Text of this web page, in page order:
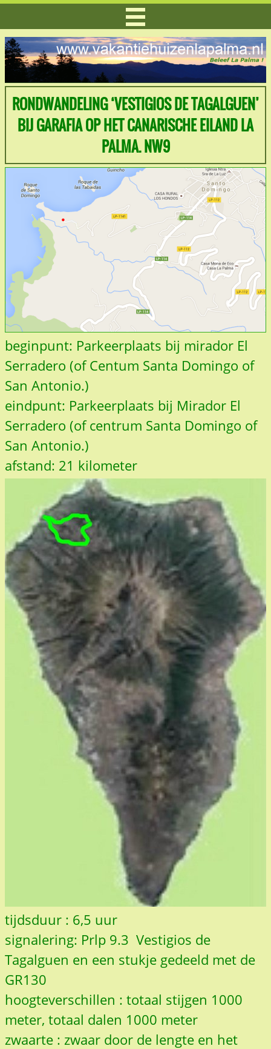
RONDWANDELING ‘VESTIGIOS DE TAGALGUEN’
BIJ GARAFIA OP HET CANARISCHE EILAND LA
PALMA. NW9
beginpunt: Parkeerplaats bij mirador El
Serradero (of Centum Santa Domingo of
San Antonio.)
eindpunt: Parkeerplaats bij Mirador El
Serradero (of centrum Santa Domingo of
San Antonio.)
afstand: 21 kilometer
tijdsduur : 6,5 uur
signalering: Prlp 9.3 Vestigios de
Tagalguen en een stukje gedeeld met de
GR130
hoogteverschillen : totaal stijgen 1000
meter, totaal dalen 1000 meter
zwaarte : zwaar door de lengte en het